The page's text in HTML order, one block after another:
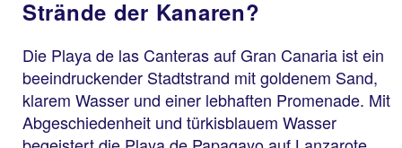
Strände der Kanaren?
Die Playa de las Canteras auf Gran Canaria ist ein
beeindruckender Stadtstrand mit goldenem Sand,
klarem Wasser und einer lebhaften Promenade. Mit
Abgeschiedenheit und türkisblauem Wasser